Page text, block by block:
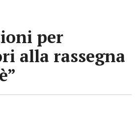
per
alla rassegna